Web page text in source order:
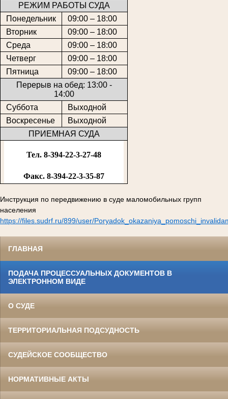
РЕЖИМ РАБОТЫ СУДА
Понедельник
09:00 – 18:00
Вторник
09:00 – 18:00
Среда
09:00 – 18:00
Четверг
09:00 – 18:00
Пятница
09:00 – 18:00
Перерыв на обед: 13:00 -
14:00
Суббота
Выходной
Воскресенье
Выходной
ПРИЕМНАЯ СУДА
Тел. 8-394-22-3-27-48
Факс. 8-394-22-3-35-87
Инструкция по передвижению в суде маломобильных групп
населения
https://files.sudrf.ru/899/user/
ГЛАВНАЯ
ПОДАЧА ПРОЦЕССУАЛЬНЫХ ДОКУМЕНТОВ В
ЭЛЕКТРОННОМ ВИДЕ
О СУДЕ
ТЕРРИТОРИАЛЬНАЯ ПОДСУДНОСТЬ
СУДЕЙСКОЕ СООБЩЕСТВО
НОРМАТИВНЫЕ АКТЫ